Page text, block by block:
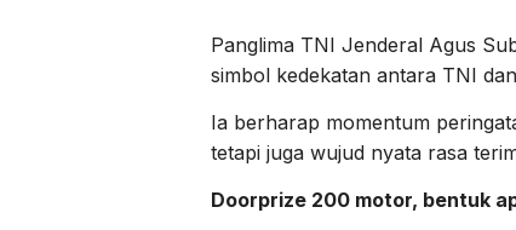
Panglima TNI Jenderal Agus
simbol kedekatan antara TNI
Ia berharap momentum
tetapi juga wujud nyata rasa
Doorprize 200 motor, bentuk